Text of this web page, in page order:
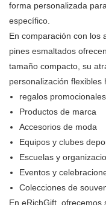
forma personalizada
específico.
En comparación con los
pines esmaltados
tamaño compacto, su
personalización flexibles
regalos
Productos de marca
Accesorios de moda
Equipos y clubes
Escuelas y
Eventos y
Colecciones de
En eRichGift, ofrecemos